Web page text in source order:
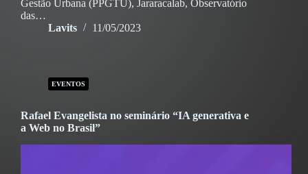
Gestão Urbana (PPGTU), Jararacalab, Observatório
das…
Lavits
11/05/2023
EVENTOS
Rafael Evangelista no seminário “IA generativa e
a Web no Brasil”